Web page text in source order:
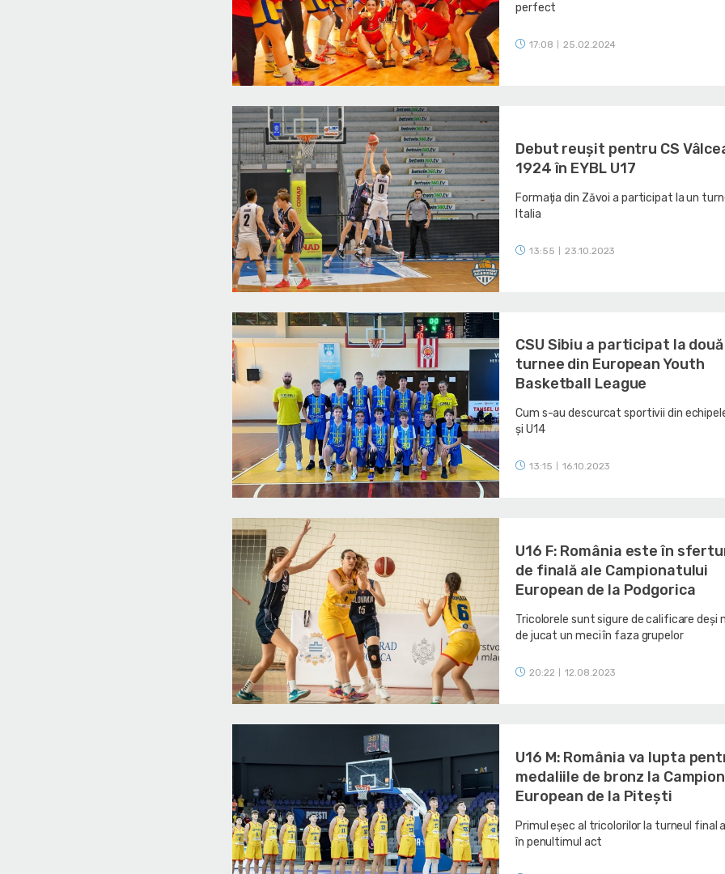
perfect
17:08 25.02.2024
Debut reușit pentru CS
1924 în EYBL U17
Formația din Zăvoi a participat la un
Italia
13:55 23.10.2023
CSU Sibiu a participat la două
turnee din European Youth
Basketball League
Cum s-au descurcat sportivii din
și U14
13:15 16.10.2023
U16 F: România este în
de finală ale Campionatului
European de la Podgorica
Tricolorele sunt sigure de calificare deși
de jucat un meci în faza grupelor
20:22 12.08.2023
U16 M: România va lupta
medaliile de bronz la
European de la Pitești
Primul eșec al tricolorilor la turneul final
în penultimul act